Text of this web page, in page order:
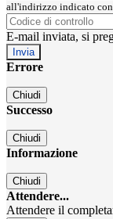
all'indirizzo indicato
E-mail inviata, si
Errore
Chiudi
Successo
Chiudi
Informazione
Chiudi
Attendere...
Attendere il